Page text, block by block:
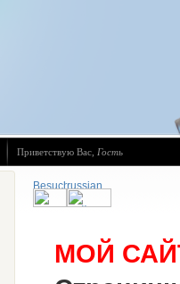
Приветствую Вас Гость
МОЙ